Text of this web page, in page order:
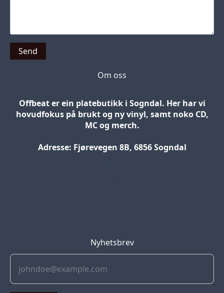
Send
Om oss
Offbeat er ein platebutikk i Sogndal. Her har vi
hovudfokus på brukt og ny vinyl, samt noko CD,
MC og merch.
Adresse: Fjørevegen 8B, 6856 Sogndal
Nyhetsbrev